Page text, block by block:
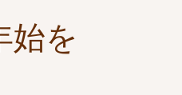
始を